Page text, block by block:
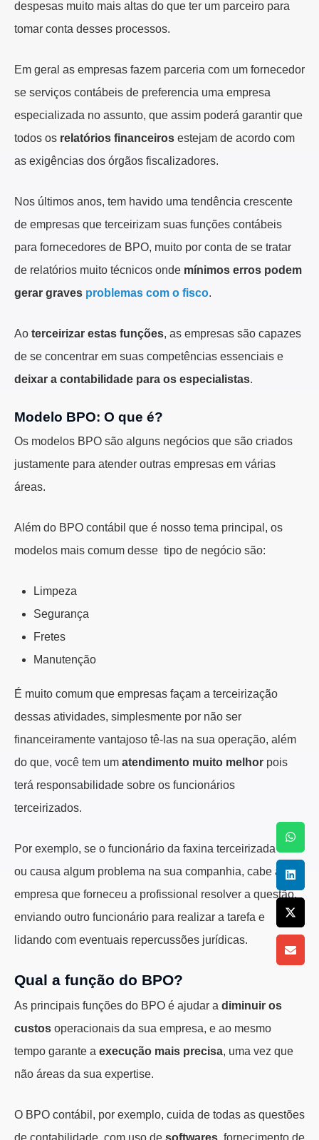
despesas muito mais altas do que ter um parceiro para
tomar conta desses processos.
Em geral as empresas fazem parceria com um fornecedor
se serviços contábeis de preferencia uma empresa
especializada no assunto, que assim poderá garantir que
todos os relatórios financeiros estejam de acordo com
as exigências dos órgãos fiscalizadores.
Nos últimos anos, tem havido uma tendência crescente
de empresas que terceirizam suas funções contábeis
para fornecedores de BPO, muito por conta de se tratar
de relatórios muito técnicos onde mínimos erros podem
gerar graves problemas com o fisco.
Ao terceirizar estas funções, as empresas são capazes
de se concentrar em suas competências essenciais e
deixar a contabilidade para os especialistas.
Modelo BPO: O que é?
Os modelos BPO são alguns negócios que são criados
justamente para atender outras empresas em várias
áreas.
Além do BPO contábil que é nosso tema principal, os
modelos mais comum desse tipo de negócio são:
Limpeza
Segurança
Fretes
Manutenção
É muito comum que empresas façam a terceirização
dessas atividades, simplesmente por não ser
financeiramente vantajoso tê-las na sua operação, além
do que, você tem um atendimento muito melhor pois
terá responsabilidade sobre os funcionários
terceirizados.
Por exemplo, se o funcionário da faxina terceirizada falta
ou causa algum problema na sua companhia, cabe à
empresa que forneceu a profissional resolver a questão,
enviando outro funcionário para realizar a tarefa e
lidando com eventuais repercussões jurídicas.
Qual a função do BPO?
As principais funções do BPO é ajudar a diminuir os
custos operacionais da sua empresa, e ao mesmo
tempo garante a execução mais precisa, uma vez que
não áreas da sua expertise.
O BPO contábil, por exemplo, cuida de todas as questões